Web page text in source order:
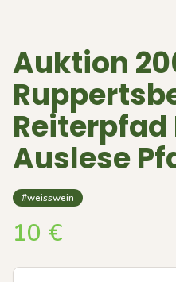
Auktion
Reiterpfad
Auslese
#weisswein
10 €